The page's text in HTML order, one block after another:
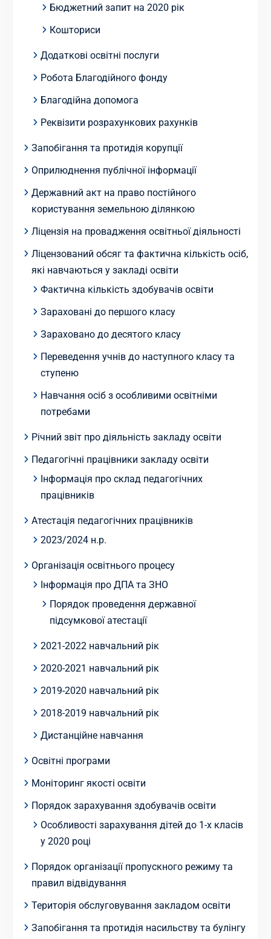
Бюджетний запит на 2020 рік
Кошториси
Додаткові освітні послуги
Робота Благодійного фонду
Благодійна допомога
Реквізити розрахункових рахунків
Запобігання та протидія корупції
Оприлюднення публічної інформації
Державний акт на право постійного
користування земельною ділянкою
Ліцензія на провадження освітньої діяльності
Ліцензований обсяг та фактична кількість осіб,
які навчаються у закладі освіти
Фактична кількість здобувачів освіти
Зараховані до першого класу
Зараховано до десятого класу
Переведення учнів до наступного класу та
ступеню
Навчання осіб з особливими освітніми
потребами
Річний звіт про діяльність закладу освіти
Педагогічні працівники закладу освіти
Інформація про склад педагогічних
працівників
Атестація педагогічних працівників
2023/2024 н.р.
Організація освітнього процесу
Інформація про ДПА та ЗНО
Порядок проведення державної
підсумкової атестації
2021-2022 навчальний рік
2020-2021 навчальний рік
2019-2020 навчальний рік
2018-2019 навчальний рік
Дистанційне навчання
Освітні програми
Моніторинг якості освіти
Порядок зарахування здобувачів освіти
Особливості зарахування дітей до 1-х класів
у 2020 році
Порядок організації пропускного режиму та
правил відвідування
Територія обслуговування закладом освіти
Запобігання та протидія насильству та булінгу